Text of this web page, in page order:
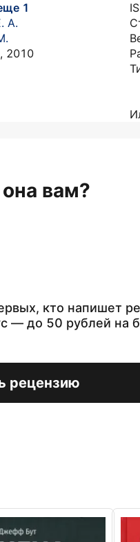
1
А.
, 2010
вам?
кто напишет
— до 50 рублей на
рецензию